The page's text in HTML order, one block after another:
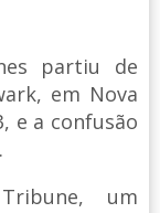
partiu de
em Nova
e a confusão
um